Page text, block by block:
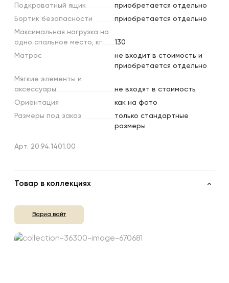
Подкроватный ящик
приобретается отдельно
Бортик безопасности
приобретается отдельно
Максимальная нагрузка на
одно спальное место, кг
130
Матрас
не входит в стоимость и
приобретается отдельно
Мягкие элементы и
аксессуары
не входят в стоимость
Ориентация
как на фото
Размеры под заказ
только стандартные
размеры
Арт. 20.94.1401.00
Товар в коллекциях
Вариа вайт